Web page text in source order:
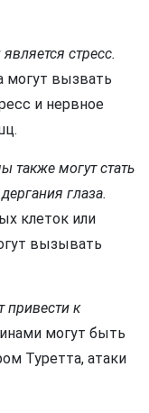
стресс.
могут вызвать
и нервное
также могут стать
глаза.
клеток или
вызывать
привести к
могут быть
Туретта, атаки